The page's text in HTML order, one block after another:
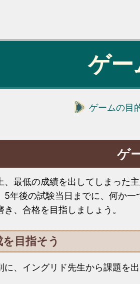
ゲー
ゲームの目
ゲ
、最低の成績を出してしまった主
5年後の試験当日までに、何か一
、合格を目指しましょう。
目指そう
に、イングリド先生から課題を